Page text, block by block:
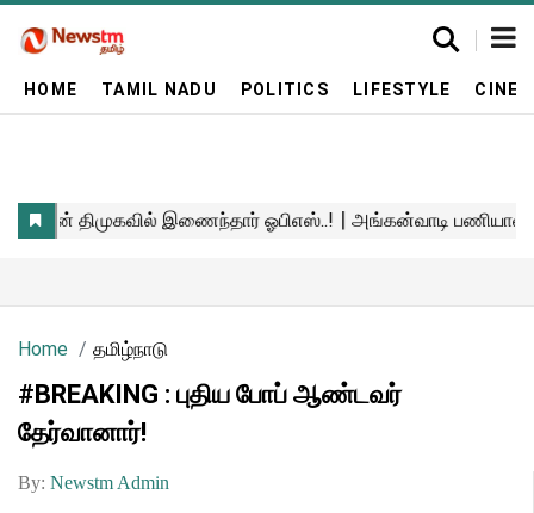
HOME TAMIL NADU POLITICS LIFESTYLE
Home தமிழ்நாடு
#BREAKING : புதிய போப் ஆண்டவர்
தேர்வானார்!
By: Newstm Admin